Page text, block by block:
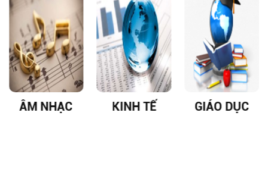
ÂM NHẠC KINH TẾ GIÁO DỤC